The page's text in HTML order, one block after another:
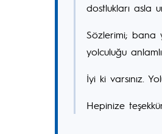
dostlukları asla
Sözlerimi; bana
yolculuğu
İyi ki varsınız.
Hepinize